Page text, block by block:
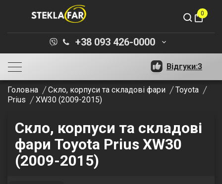
shopping_bag
0
+38 093 426-0000 keyboard_arrow_down
Відгуки:3
Головна Скло, корпуси та складові фари
Toyota
Prius
XW30 (2009-2015)
Скло, корпуси та складові
фари Toyota Prius XW30
(2009-2015)